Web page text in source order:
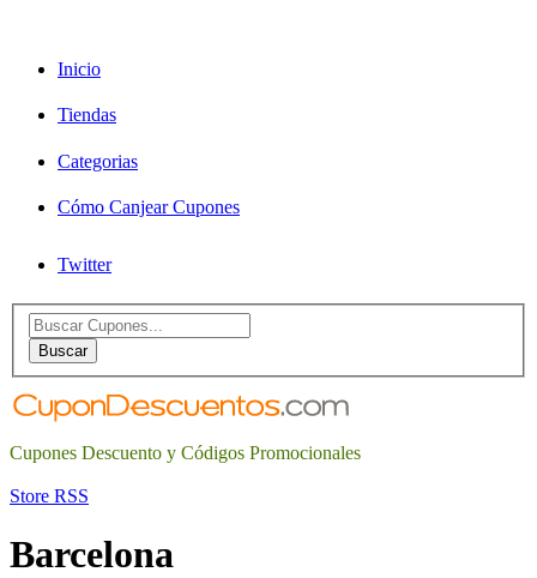
Inicio
Tiendas
Categorias
Cómo Canjear Cupones
Twitter
Search
for:Buscar
Cupones Descuento y Códigos Promocionales
Store RSS
Barcelona